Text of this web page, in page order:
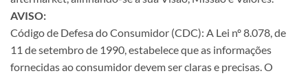
AVISO:
Código de Defesa do Consumidor (CDC): A Lei nº 8.078, de
11 de setembro de 1990, estabelece que as informações
fornecidas ao consumidor devem ser claras e precisas. O